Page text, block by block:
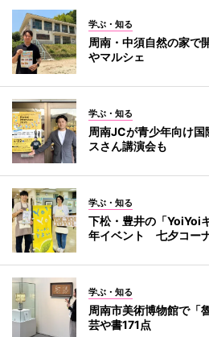
学ぶ・知る
周南・中須自然の家
やマルシェ
学ぶ・知る
周南JCが青少年向け
スさん講演会も
学ぶ・知る
下松・豊井の「YoiYoi
年イベント 七夕コー
学ぶ・知る
周南市美術博物館で
芸や書171点